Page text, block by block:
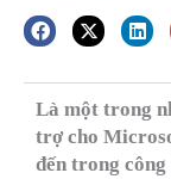
Là một trong
trợ cho
đến trong